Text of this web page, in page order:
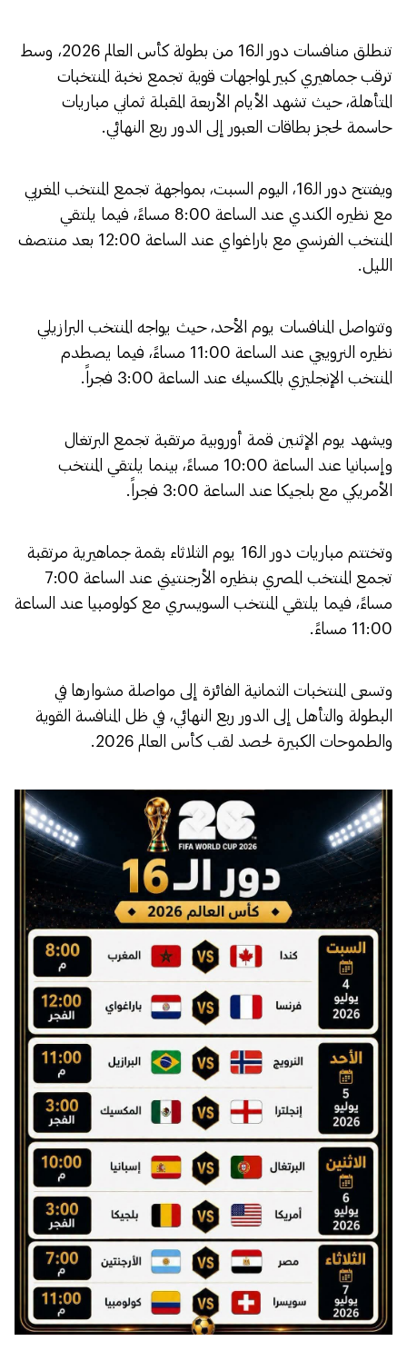
تنطلق منافسات دور الـ16 من بطولة كأس العالم 2026، وسط
ترقب جماهيري كبير لمواجهات قوية تجمع نخبة المنتخبات
المتأهلة، حيث تشهد الأيام الأربعة المقبلة ثماني مباريات
حاسمة لحجز بطاقات العبور إلى الدور ربع النهائي.
ويفتتح دور الـ16، اليوم السبت، بمواجهة تجمع المنتخب المغربي
مع نظيره الكندي عند الساعة 8:00 مساءً، فيما يلتقي
المنتخب الفرنسي مع باراغواي عند الساعة 12:00 بعد منتصف
الليل.
وتتواصل المنافسات يوم الأحد، حيث يواجه المنتخب البرازيلي
نظيره النرويجي عند الساعة 11:00 مساءً، فيما يصطدم
المنتخب الإنجليزي بالمكسيك عند الساعة 3:00 فجراً.
ويشهد يوم الإثنين قمة أوروبية مرتقبة تجمع البرتغال
وإسبانيا عند الساعة 10:00 مساءً، بينما يلتقي المنتخب
الأمريكي مع بلجيكا عند الساعة 3:00 فجراً.
وتختتم مباريات دور الـ16 يوم الثلاثاء بقمة جماهيرية مرتقبة
تجمع المنتخب المصري بنظيره الأرجنتيني عند الساعة 7:00
مساءً، فيما يلتقي المنتخب السويسري مع كولومبيا عند الساعة
11:00 مساءً.
وتسعى المنتخبات الثمانية الفائزة إلى مواصلة مشوارها في
البطولة والتأهل إلى الدور ربع النهائي، في ظل المنافسة القوية
والطموحات الكبيرة لحصد لقب كأس العالم 2026.